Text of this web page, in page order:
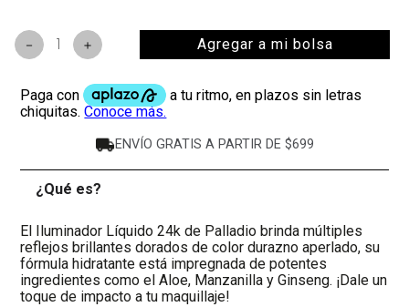
＋
－ Agregar a mi bolsa
ENVÍO GRATIS A PARTIR DE $699
¿Qué es?
El Iluminador Líquido 24k de Palladio brinda múltiples
reflejos brillantes dorados de color durazno aperlado, su
fórmula hidratante está impregnada de potentes
ingredientes como el Aloe, Manzanilla y Ginseng. ¡Dale un
toque de impacto a tu maquillaje!